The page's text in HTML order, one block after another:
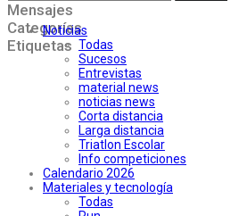
Mensajes
Categorías
Etiquetas
Noticias
Todas
Sucesos
Entrevistas
material news
noticias news
Corta distancia
Larga distancia
Triatlon Escolar
Info competiciones
Calendario 2026
Materiales y tecnología
Todas